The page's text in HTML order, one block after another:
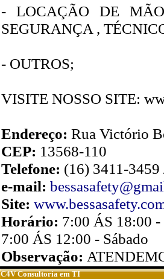
- LOCAÇÃO DE
SEGURANÇA ,
- OUTROS;
VISITE NOSSO SITE:
Endereço: Rua Victório
CEP: 13568-110
Telefone: (16) 3411-
e-mail:
Site:
Horário: 7:00 ÁS 18:00 -
7:00 ÁS 12:00 - Sábado
Observação:
C4V Consultoria em TI